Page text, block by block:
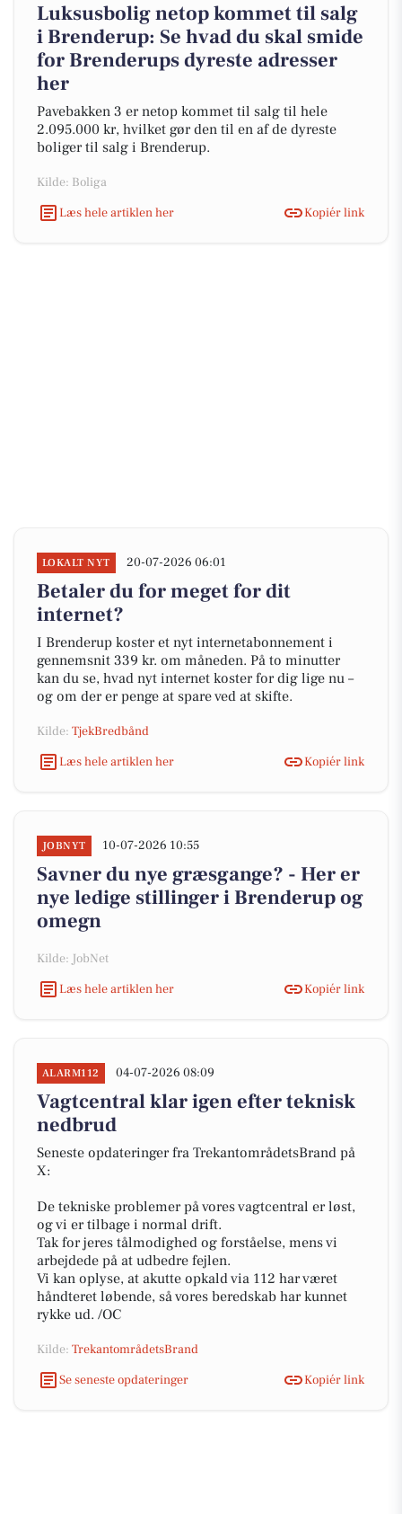
Luksusbolig netop kommet til salg
i Brenderup: Se hvad du skal smide
for Brenderups dyreste adresser
her
Pavebakken 3 er netop kommet til salg til hele
2.095.000 kr, hvilket gør den til en af de dyreste
boliger til salg i Brenderup.
Kilde: Boliga
Læs hele artiklen her
Kopiér link
LOKALT NYT 20-07-2026 06:01
Betaler du for meget for dit
internet?
I Brenderup koster et nyt internetabonnement i
gennemsnit 339 kr. om måneden. På to minutter
kan du se, hvad nyt internet koster for dig lige nu –
og om der er penge at spare ved at skifte.
Kilde: TjekBredbånd
Læs hele artiklen her
Kopiér link
JOBNYT 10-07-2026 10:55
Savner du nye græsgange? - Her er
nye ledige stillinger i Brenderup og
omegn
Kilde: JobNet
Læs hele artiklen her
Kopiér link
ALARM112 04-07-2026 08:09
Vagtcentral klar igen efter teknisk
nedbrud
Seneste opdateringer fra TrekantområdetsBrand på
X:
De tekniske problemer på vores vagtcentral er løst,
og vi er tilbage i normal drift.
Tak for jeres tålmodighed og forståelse, mens vi
arbejdede på at udbedre fejlen.
Vi kan oplyse, at akutte opkald via 112 har været
håndteret løbende, så vores beredskab har kunnet
rykke ud. /OC
Kilde: TrekantområdetsBrand
Se seneste opdateringer
Kopiér link